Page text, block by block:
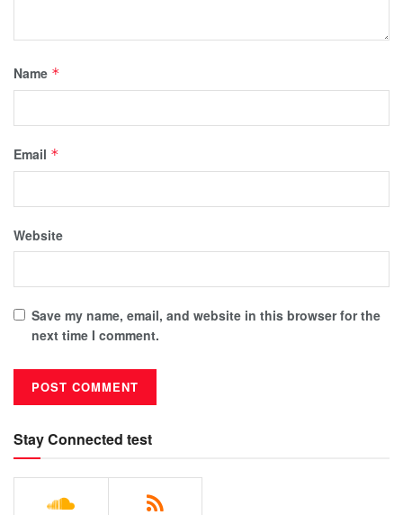
Name *
Email *
Website
Save my name, email, and website in this browser for the
next time I comment.
Stay Connected test